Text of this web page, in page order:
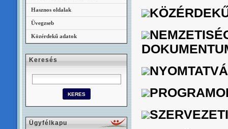
Hasznos oldalak
Üvegzseb
Közérdekű adatok
Keresés
Ügyfélkapu